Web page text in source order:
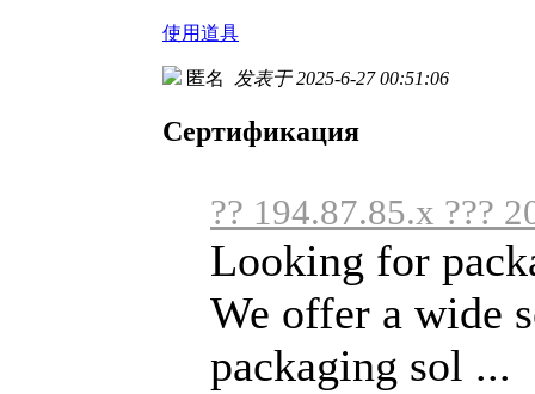
使用道具
匿名 发表于 2025-6-27 00:51:06
Сертификация
?? 194.87.85.x ???
Looking for
We offer a wide
packaging sol ...